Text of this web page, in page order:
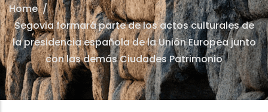
Home/
Segovia formará parte de los actos culturales de
la presidencia española de la Unión Europea junto
con las demás Ciudades Patrimonio